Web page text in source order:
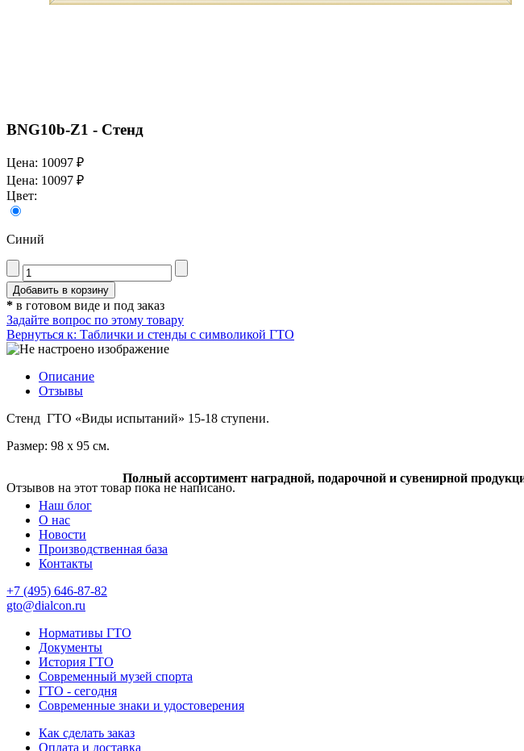
BNG10b-Z1 - Стенд
Цена: 10097 ₽
Цена: 10097 ₽
Цвет:
Синий
* в готовом виде и под заказ
Задайте вопрос по этому товару
Вернуться к: Таблички и стенды с символикой ГТО
Описание
Отзывы
Стенд ГТО «Виды испытаний» 15-18 ступени.
Размер: 98 х 95 см.
Отзывов на этот товар пока не написано.
Полный ассортимент наградной, подарочной и сувенирной
Наш блог
О нас
Новости
Производственная база
Контакты
+7 (495) 646-87-82
gto@dialcon.ru
Нормативы ГТО
Документы
История ГТО
Современный музей спорта
ГТО - сегодня
Современные знаки и удостоверения
Как сделать заказ
Оплата и доставка